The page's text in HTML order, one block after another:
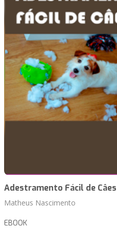
Adestramento Fácil de Câes
Matheus Nascimento
EBOOK